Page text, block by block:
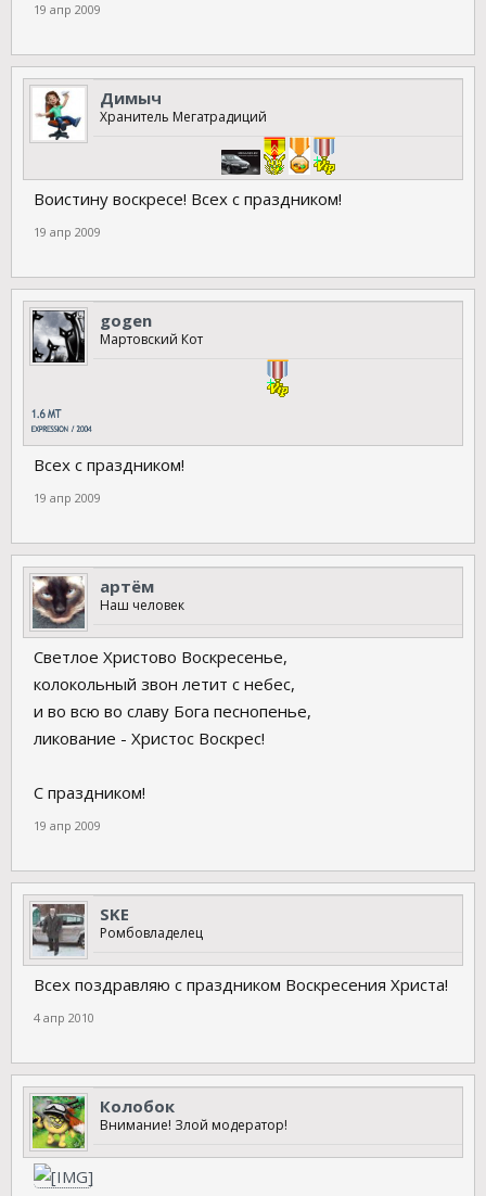
19 апр 2009
Димыч
Хранитель Мегатрадиций
Воистину воскресе! Всех с праздником!
19 апр 2009
gogen
Мартовский Кот
Всех с праздником!
19 апр 2009
артём
Наш человек
Светлое Христово Воскресенье,
колокольный звон летит с небес,
и во всю во славу Бога песнопенье,
ликование - Христос Воскрес!
С праздником!
19 апр 2009
SKE
Ромбовладелец
Всех поздравляю с праздником Воскресения Христа!
4 апр 2010
Колобок
Внимание! Злой модератор!